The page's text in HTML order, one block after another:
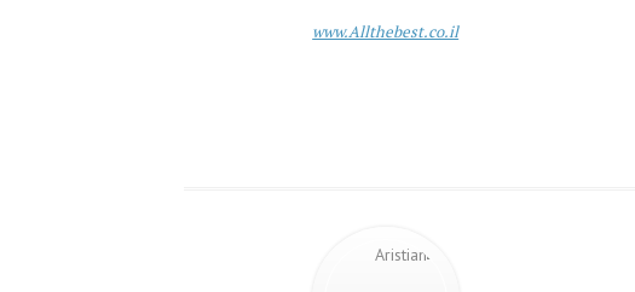
www.Allthebest.co.il